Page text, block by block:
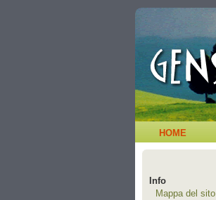
HOME
Info
Mappa del sito